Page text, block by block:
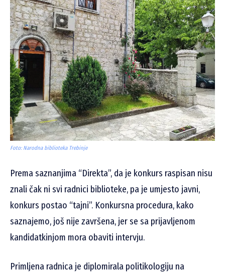
Foto: Narodna biblioteka Trebinje
Prema saznanjima “Direkta”, da je konkurs raspisan nisu
znali čak ni svi radnici biblioteke, pa je umjesto javni,
konkurs postao “tajni”. Konkursna procedura, kako
saznajemo, još nije završena, jer se sa prijavljenom
kandidatkinjom mora obaviti intervju.
Primljena radnica je diplomirala politikologiju na